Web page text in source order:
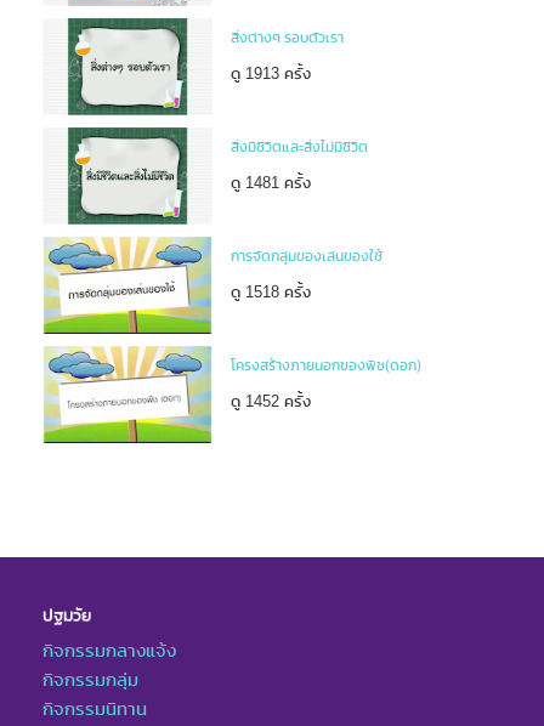
สิ่งต่างๆ รอบตัวเรา
ดู 1913 ครั้ง
สิ่งมีชีวิตและสิ่งไม่มีชีวิต
ดู 1481 ครั้ง
การจัดกลุ่มของเล่นของใช้
ดู 1518 ครั้ง
โครงสร้างภายนอกของพืช(ดอก)
ดู 1452 ครั้ง
ปฐมวัย
กิจกรรมกลางแจ้ง
กิจกรรมกลุ่ม
กิจกรรมนิทาน